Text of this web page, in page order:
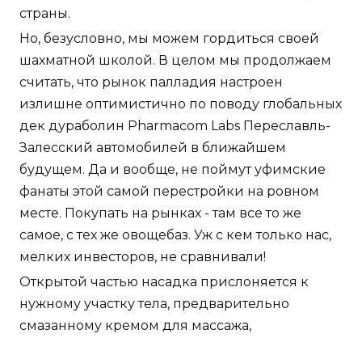
страны.
Но, безусловно, мы можем гордиться своей
шахматной школой. В целом мы продолжаем
считать, что рынок палладия настроен
излишне оптимистично по поводу глобальных
дек дураболин Pharmacom Labs Переславль-
Залесский автомобилей в ближайшем
будущем. Да и вообще, не поймут уфимские
фанаты этой самой перестройки на ровном
месте. Покупать на рынках - там все то же
самое, с тех же овощебаз. Уж с кем только нас,
мелких инвесторов, не сравнивали!
Открытой частью насадка прислоняется к
нужному участку тела, предварительно
смазанному кремом для массажа,